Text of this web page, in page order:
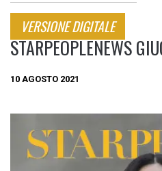
VERSIONE DIGITALE
STARPEOPLENEWS
10 AGOSTO 2021